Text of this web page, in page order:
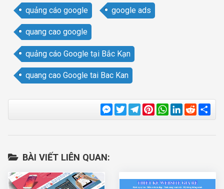
quảng cáo google google ads
quang cao google
quảng cáo Google tại Bắc Kạn
quang cao Google tai Bac Kan
Messenger
TwitterTelegram
Pinterest
WhatsApp
LinkedIn
Reddit
BÀI VIẾT LIÊN QUAN: